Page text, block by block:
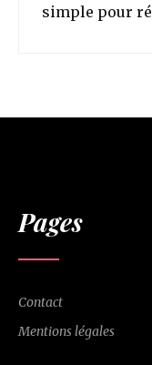
simple pour
Pages
Contact
Mentions légales